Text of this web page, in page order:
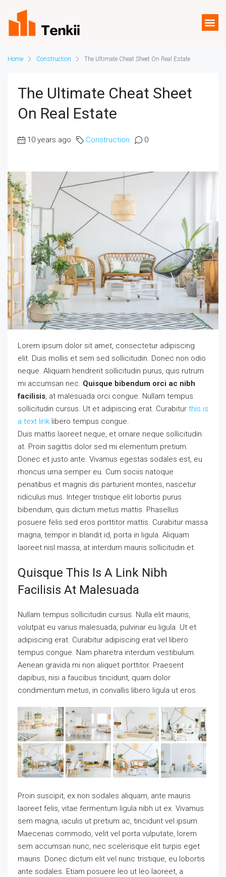
Home Construction The Ultimate Cheat Sheet On Real Estate
The Ultimate Cheat Sheet
On Real Estate
10 years ago Construction 0
Lorem ipsum dolor sit amet, consectetur adipiscing
elit. Duis mollis et sem sed sollicitudin. Donec non odio
neque. Aliquam hendrerit sollicitudin purus, quis rutrum
mi accumsan nec. Quisque bibendum orci ac nibh
facilisis, at malesuada orci congue. Nullam tempus
sollicitudin cursus. Ut et adipiscing erat. Curabitur this is
a text link libero tempus congue.
Duis mattis laoreet neque, et ornare neque sollicitudin
at. Proin sagittis dolor sed mi elementum pretium.
Donec et justo ante. Vivamus egestas sodales est, eu
rhoncus urna semper eu. Cum sociis natoque
penatibus et magnis dis parturient montes, nascetur
ridiculus mus. Integer tristique elit lobortis purus
bibendum, quis dictum metus mattis. Phasellus
posuere felis sed eros porttitor mattis. Curabitur massa
magna, tempor in blandit id, porta in ligula. Aliquam
laoreet nisl massa, at interdum mauris sollicitudin et.
Quisque This Is A Link Nibh
Facilisis At Malesuada
Nullam tempus sollicitudin cursus. Nulla elit mauris,
volutpat eu varius malesuada, pulvinar eu ligula. Ut et
adipiscing erat. Curabitur adipiscing erat vel libero
tempus congue. Nam pharetra interdum vestibulum.
Aenean gravida mi non aliquet porttitor. Praesent
dapibus, nisi a faucibus tincidunt, quam dolor
condimentum metus, in convallis libero ligula ut eros.
Proin suscipit, ex non sodales aliquam, ante mauris
laoreet felis, vitae fermentum ligula nibh ut ex. Vivamus
sem magna, iaculis ut pretium ac, tincidunt vel ipsum.
Maecenas commodo, velit vel porta vulputate, lorem
sem accumsan nunc, nec scelerisque elit turpis eget
mauris. Donec dictum elit vel nunc tristique, eu lobortis
ante sodales. Etiam posuere leo ut leo laoreet, a